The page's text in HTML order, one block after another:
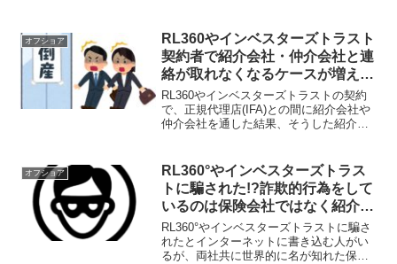
香港であればSFCへの登録が必要となっ
てくるかの考察。
オフショア
RL360やインベスターズトラスト
契約者で紹介会社・仲介会社と連
絡が取れなくなるケースが増えて
いる？正規代理店=IFAと直接繋が
れ！
RL360やインベスターズトラストの契約
で、正規代理店(IFA)との間に紹介会社や
仲介会社を通した結果、そうした紹介会
が多い。IFAとは直接繋がるのが原理原則
なので正しく契約しよう。
オフショア
RL360°やインベスターズトラス
トに騙された!?詐欺的行為をして
いるのは保険会社ではなく紹介者
や仲介会社！
RL360°やインベスターズトラストに騙さ
れたとインターネットに書き込む人がい
るが、両社共に世界的に名が知れた保険